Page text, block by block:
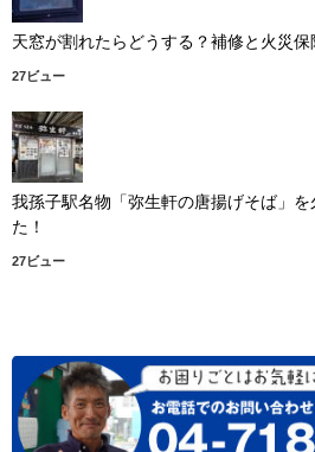
天窓が割れたらどうする？補修と火災保
27ビュー
我孫子駅名物「弥生軒の唐揚げそば」
た！
27ビュー